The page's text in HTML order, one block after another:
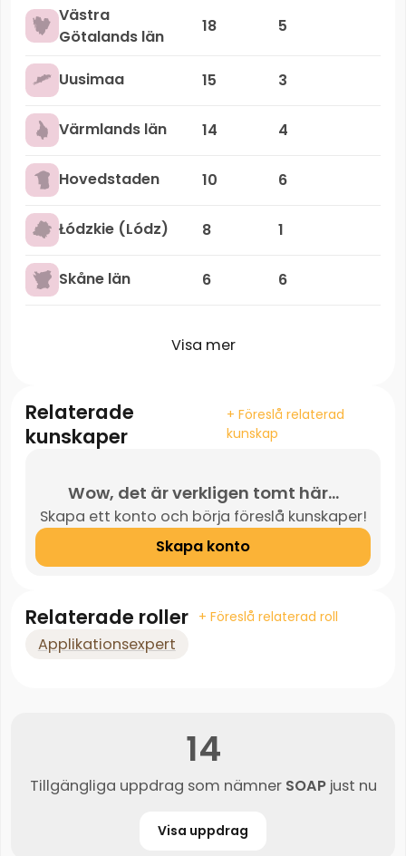
Västra
Götalands län
18 5
Uusimaa 15 3
Värmlands län 14 4
Hovedstaden 10 6
Łódzkie (Lódz) 8 1
Skåne län 6 6
Visa mer
Relaterade
kunskaper
+ Föreslå relaterad
kunskap
Wow, det är verkligen tomt här...
Skapa ett konto och börja föreslå kunskaper!
Skapa konto
Relaterade roller + Föreslå relaterad roll
Applikationsexpert
14
Tillgängliga uppdrag som nämner SOAPjust nu
Visa uppdrag